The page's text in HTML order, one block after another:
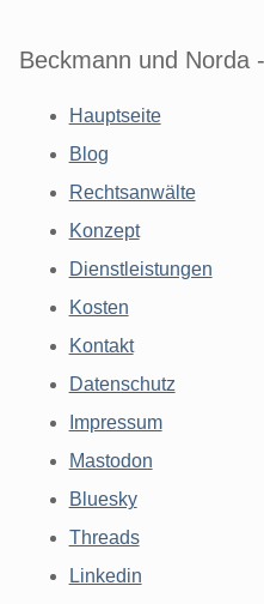
Beckmann und Norda
Hauptseite
Blog
Rechtsanwälte
Konzept
Dienstleistungen
Kosten
Kontakt
Datenschutz
Impressum
Mastodon
Bluesky
Threads
Linkedin